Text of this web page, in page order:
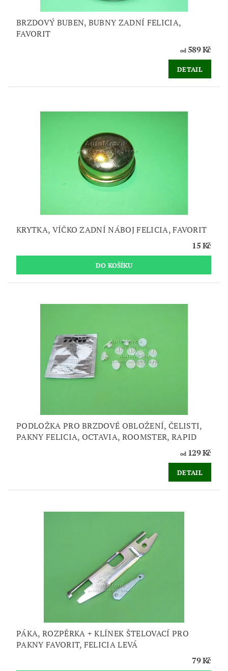
BRZDOVÝ BUBEN, BUBNY ZADNÍ FELICIA,
FAVORIT
od589 Kč
DETAIL
KRYTKA, VÍČKO ZADNÍ NÁBOJ FELICIA, FAVORIT
15 Kč
PODLOŽKA PRO BRZDOVÉ OBLOŽENÍ, ČELISTI,
PAKNY FELICIA, OCTAVIA, ROOMSTER, RAPID
od129 Kč
DETAIL
PÁKA, ROZPĚRKA + KLÍNEK ŠTELOVACÍ PRO
PAKNY FAVORIT, FELICIA LEVÁ
79 Kč